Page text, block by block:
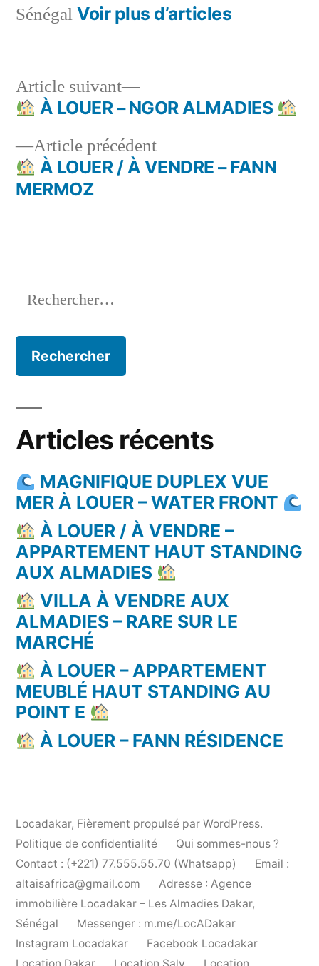
Sénégal Voir plus d’articles
Navigation
de
l’article
Article précédentArticle
précédent :
À LOUER / À VENDRE – FANN
MERMOZ
Article suivant
Article
suivant :
À LOUER – NGOR ALMADIES
Rechercher :
Articles récents
MAGNIFIQUE DUPLEX VUE
MER À LOUER – WATER FRONT
À LOUER / À VENDRE –
APPARTEMENT HAUT STANDING
AUX ALMADIES
VILLA À VENDRE AUX
ALMADIES – RARE SUR LE
MARCHÉ
À LOUER – APPARTEMENT
MEUBLÉ HAUT STANDING AU
POINT E
À LOUER – FANN RÉSIDENCE
Locadakar, Fièrement propulsé par WordPress.
Politique de confidentialité
Qui sommes-nous ?
Contact : (+221) 77.555.55.70 (Whatsapp)
Email :
altaisafrica@gmail.com
Adresse : Agence
immobilière Locadakar – Les Almadies Dakar,
Sénégal
Messenger : m.me/LocADakar
Instagram Locadakar
Facebook Locadakar